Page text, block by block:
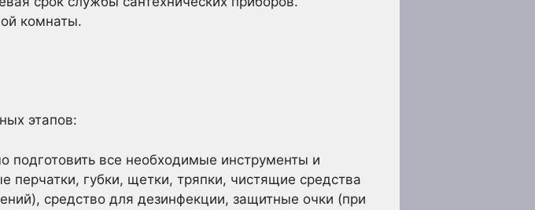
комнаты.
этапов:
подготовить все необходимые инструменты и
перчатки, губки, щетки, тряпки, чистящие средства
средство для дезинфекции, защитные очки (при